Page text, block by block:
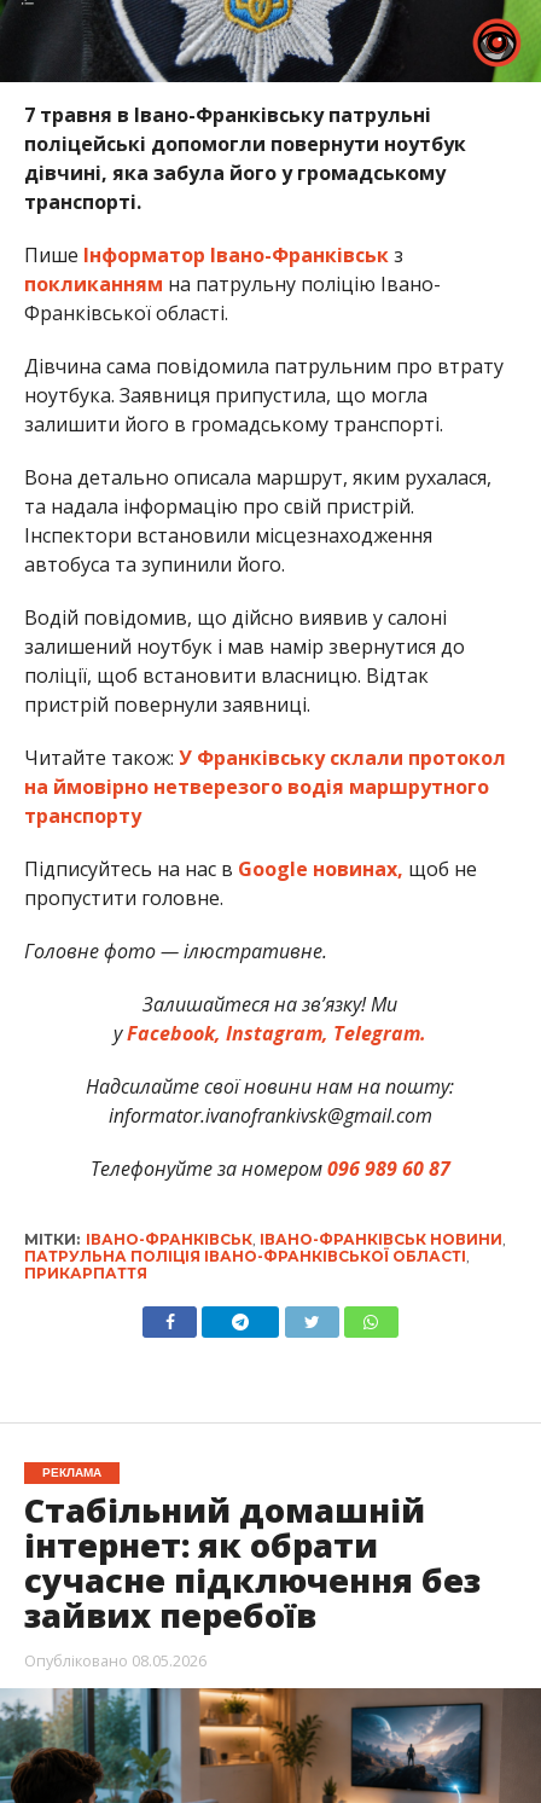
7 травня в Івано-Франківську патрульні
поліцейські допомогли повернути ноутбук
дівчині, яка забула його у громадському
транспорті.
Пише Інформатор Івано-Франківськз
покликанням на патрульну поліцію Івано-
Франківської області.
Дівчина сама повідомила патрульним про втрату
ноутбука. Заявниця припустила, що могла
залишити його в громадському транспорті.
Вона детально описала маршрут, яким рухалася,
та надала інформацію про свій пристрій.
Інспектори встановили місцезнаходження
автобуса та зупинили його.
Водій повідомив, що дійсно виявив у салоні
залишений ноутбук і мав намір звернутися до
поліції, щоб встановити власницю. Відтак
пристрій повернули заявниці.
Читайте також: У Франківську склали протокол
на ймовірно нетверезого водія маршрутного
транспорту
Підписуйтесь на нас в Google новинах, щоб не
пропустити головне.
Головне фото — ілюстративне.
Залишайтеся на зв’язку! Ми
уFacebook, Instagram, Telegram.
Надсилайте свої новини нам на пошту:
informator.ivanofrankivsk@gmail.com
Телефонуйте за номером096 989 60 87
МІТКИ: ІВАНО-ФРАНКІВСЬК, ІВАНО-ФРАНКІВСЬК НОВИНИ
ПАТРУЛЬНА ПОЛІЦІЯ ІВАНО-ФРАНКІВСЬКОЇ ОБЛАСТІ
ПРИКАРПАТТЯ
РЕКЛАМА
Стабільний домашній
інтернет: як обрати
сучасне підключення без
зайвих перебоїв
Опубліковано 08.05.2026